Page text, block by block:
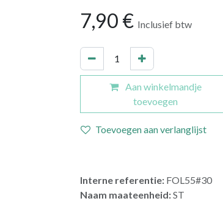
7,90 € Inclusief btw
Aan winkelmandje
toevoegen
Toevoegen aan verlanglijst
Interne referentie: FOL55#30
Naam maateenheid:ST